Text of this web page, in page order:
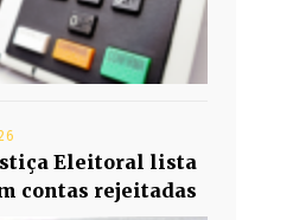
Eleitoral lista
contas rejeitadas